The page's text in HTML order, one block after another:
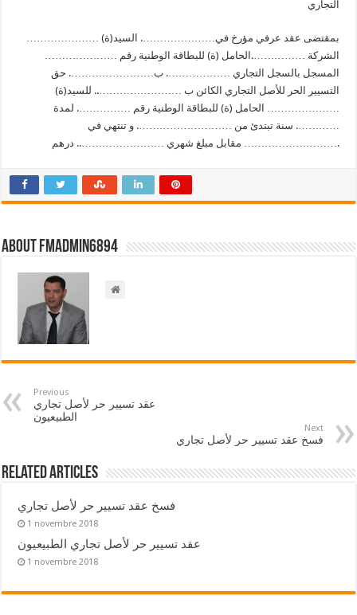
التجاري
بمقتضى عقد عرفي مؤرخ في…………………. السيد(ة) …………………
الشركة …………….الحامل (ة) للبطاقة الوطنية رقم …………………
المسجل بالسجل التجاري ………………. ب……………………. حق
التسيير الحر للأصل التجاري الكائن ب …………………….. للسيد(ة)
………………… الحامل (ة) للبطاقة الوطنية رقم ……………. لمدة
…………. سنة تبتدئ من ………………………. و تنتهي في
……………………… مقابل مبلغ شهري …………………….. درهم.
About FMadmin6894
Previous
عقد تسيير حر لأصل تجاري
الطبيعيون
Next
فسخ عقد تسيير حر لأصل تجاري
Related Articles
فسخ عقد تسيير حر لأصل تجاري
1 novembre 2018
عقد تسيير حر لأصل تجاري الطبيعيون
1 novembre 2018